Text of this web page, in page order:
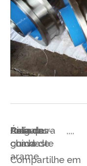
Palavras-
chave:
Ásia ,
roda do
guindaste
,
Polia ,
Cingapura ,
Rolo de
corda de
arame
Compartilhe em